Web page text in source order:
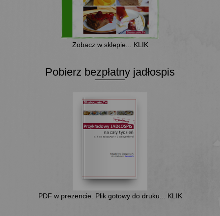
Zobacz w sklepie... KLIK
Pobierz bezpłatny jadłospis
PDF w prezencie. Plik gotowy do druku... KLIK